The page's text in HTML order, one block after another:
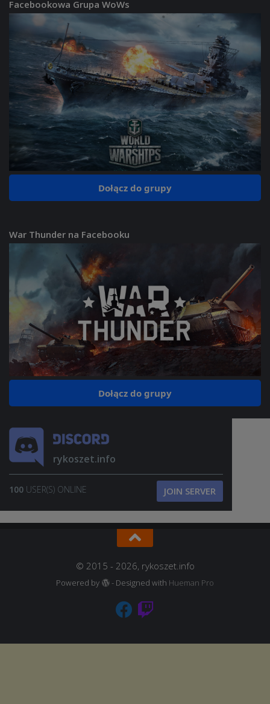
Facebookowa Grupa WoWs
Dołącz do grupy
War Thunder na Facebooku
Dołącz do grupy
rykoszet.info
100 USER(S) ONLINE JOIN SERVER
© 2015 - 2026, rykoszet.info
Powered by - Designed with Hueman Pro